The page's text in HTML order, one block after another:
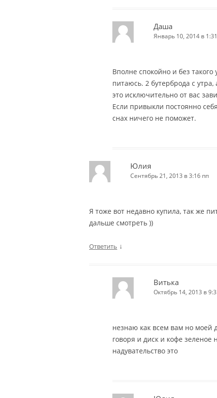
Даша
Январь 10, 2014 в
Вполне спокойно и без
питаюсь. 2 бутерброда с
это исключительно от вас
Если привыкли постоянно
снах ничего не поможет.
Юлия
Сентябрь 21, 2013 в 3:16 пп
Я тоже вот недавно купила, так же
дальше смотреть ))
Ответить ↓
Витька
Октябрь 14, 2013 в
незнаю как всем вам но моей
говоря и диск и кофе зеленое
надувательство это